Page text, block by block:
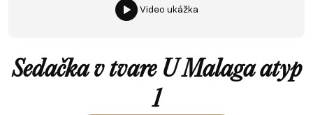
Video ukážka
Sedačka v tvare U Malaga atyp
1